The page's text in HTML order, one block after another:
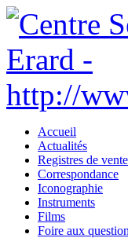
Accueil
Actualités
Registres de
Correspondance
Iconographie
Instruments
Films
Foire aux